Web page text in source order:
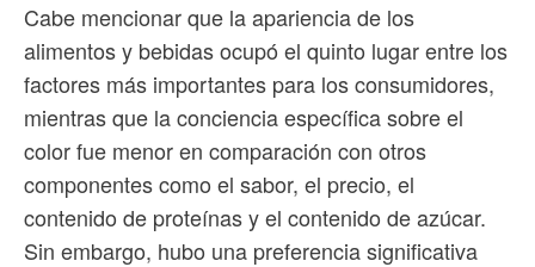
Cabe mencionar que la apariencia de los
alimentos y bebidas ocupó el quinto lugar entre los
factores más importantes para los consumidores,
mientras que la conciencia específica sobre el
color fue menor en comparación con otros
componentes como el sabor, el precio, el
contenido de proteínas y el contenido de azúcar.
Sin embargo, hubo una preferencia significativa